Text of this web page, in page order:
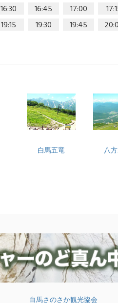
16:30 16:45 17:00
19:15 19:30 19:45
白馬五竜 八